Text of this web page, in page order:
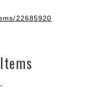
22685920